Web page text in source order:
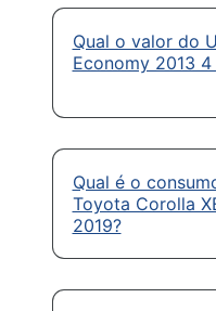
Qual o valor do
Economy 2013
Qual é o
Toyota Corolla
2019?